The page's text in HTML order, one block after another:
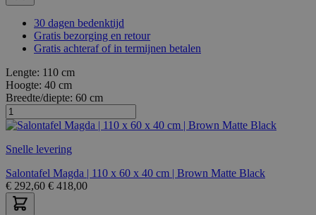
30 dagen bedenktijd
Gratis bezorging en retour
Gratis achteraf of in termijnen betalen
Lengte: 110 cm
Hoogte: 40 cm
Breedte/diepte: 60 cm
Snelle levering
Salontafel Magda | 110 x 60 x 40 cm | Brown Matte Black
€ 292,60 € 418,00